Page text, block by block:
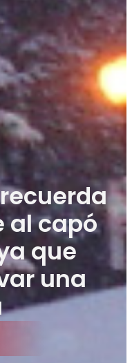
al capó
que
una